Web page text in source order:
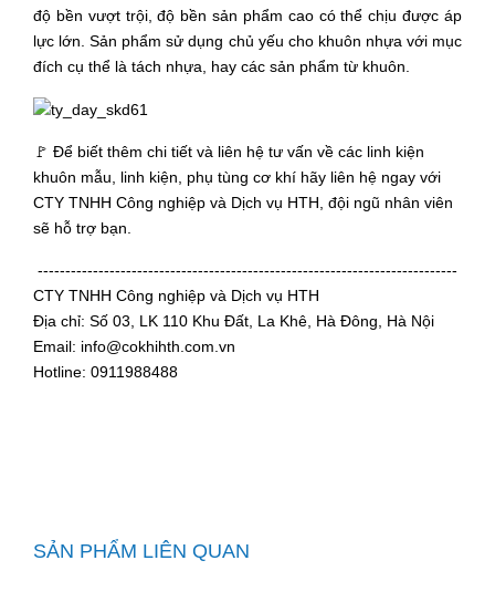
độ bền vượt trội, độ bền sản phẩm cao có thể chịu được áp
lực lớn. Sản phẩm sử dụng chủ yếu cho khuôn nhựa với mục
đích cụ thể là tách nhựa, hay các sản phẩm từ khuôn.
🚩 Để biết thêm chi tiết và liên hệ tư vấn về các linh kiện
khuôn mẫu, linh kiện, phụ tùng cơ khí hãy liên hệ ngay với
CTY TNHH Công nghiệp và Dịch vụ HTH, đội ngũ nhân viên
sẽ hỗ trợ bạn.
----------------------------------------------------------------------------
CTY TNHH Công nghiệp và Dịch vụ HTH
Địa chỉ: Số 03, LK 110 Khu Đất, La Khê, Hà Đông, Hà Nội
Email: info@cokhihth.com.vn
Hotline: 0911988488
SẢN PHẨM LIÊN QUAN